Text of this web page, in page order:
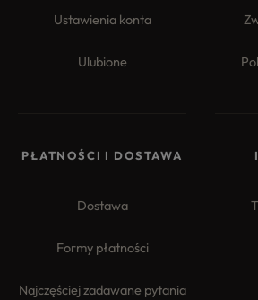
Ustawienia konta
Ulubione
PŁATNOŚCI I DOSTAWA
Dostawa
Formy płatności
Najczęściej zadawane pytania